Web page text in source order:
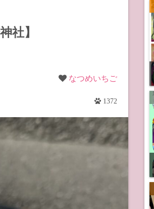
社】
なつめいちご
1372